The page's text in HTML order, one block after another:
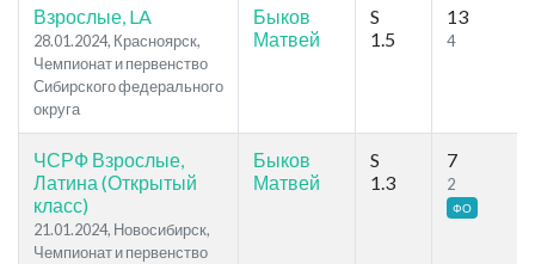
Взрослые, LA
28.01.2024, Красноярск,
Чемпионат и первенство
Сибирского федерального
округа
Быков
Матвей
S
1.5
13
4
ЧСРФ Взрослые,
Латина (Открытый
класс)
21.01.2024, Новосибирск,
Чемпионат и первенство
Быков
Матвей
S
1.3
7
2
ФО